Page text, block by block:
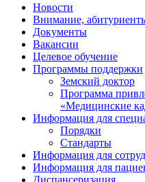
Новости
Внимание,
Документы
Вакансии
Целевое обучение
Программы поддержки
Земский доктор
Программа
«Медицинские
Информация для
Порядки
Стандарты
Информация для
Информация для
Диспансеризация